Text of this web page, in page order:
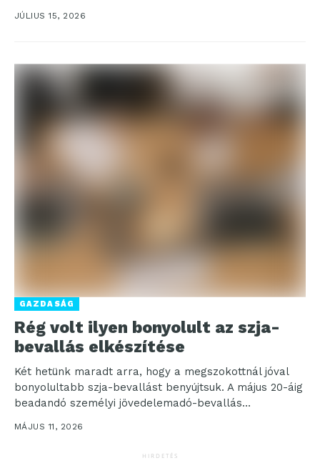
legnagyobb, több százezer vállalkozást segítő fintech
JÚLIUS 15, 2026
GAZDASÁG
Rég volt ilyen bonyolult az szja-
bevallás elkészítése
Két hetünk maradt arra, hogy a megszokottnál jóval
bonyolultabb szja-bevallást benyújtsuk. A május 20-áig
beadandó személyi jövedelemadó-bevallás
összetettségét az okozza, hogy 2025-ben a...
MÁJUS 11, 2026
HIRDETÉS